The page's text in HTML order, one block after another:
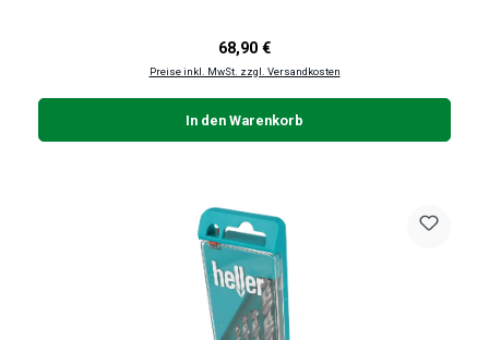
Regulärer Preis:
68,90 €
Preise inkl. MwSt. zzgl. Versandkosten
In den Warenkorb